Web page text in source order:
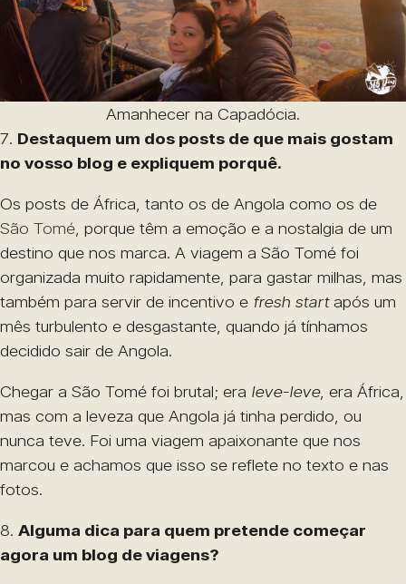
Amanhecer na Capadócia.
7. Destaquem um dos posts de que mais gostam
no vosso blog e expliquem porquê.
Os posts de África, tanto os de Angola como os de
São Tomé , porque têm a emoção e a nostalgia de um
destino que nos marca. A viagem a São Tomé foi
organizada muito rapidamente, para gastar milhas, mas
também para servir de incentivo e fresh startapós um
mês turbulento e desgastante, quando já tínhamos
decidido sair de Angola.
Chegar a São Tomé foi brutal; era leve-leve, era África,
mas com a leveza que Angola já tinha perdido, ou
nunca teve. Foi uma viagem apaixonante que nos
marcou e achamos que isso se reflete no texto e nas
fotos.
8. Alguma dica para quem pretende começar
agora um blog de viagens?